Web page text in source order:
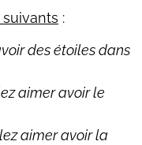
:
des étoiles dans
aimer avoir le
aimer avoir la